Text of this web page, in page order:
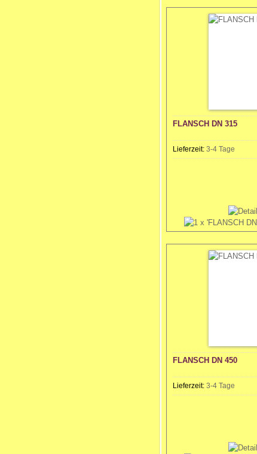
FLANSCH DN 315
Lieferzeit: 3-4 Tage
FLANSCH DN 450
Lieferzeit: 3-4 Tage